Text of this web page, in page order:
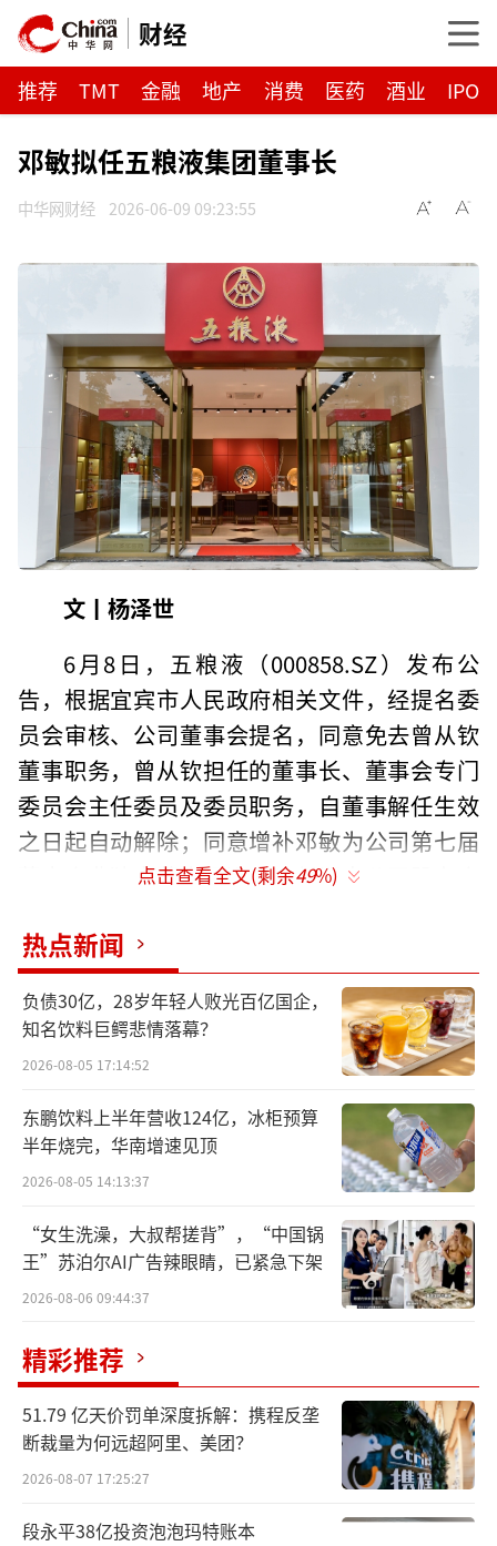
财经
推荐 TMT 金融 地产 消费 医药 酒业 IPO
邓敏拟任五粮液集团董事长
中华网财经 2026-06-09 09:23:55
文丨杨泽世
6月8日，五粮液（000858.SZ）发布公
告，根据宜宾市人民政府相关文件，经提名委
员会审核、公司董事会提名，同意免去曾从钦
董事职务，曾从钦担任的董事长、董事会专门
委员会主任委员及委员职务，自董事解任生效
之日起自动解除；同意增补邓敏为公司第七届
董事会非独立董事候选人，任期自公司股东会
之日止。
五粮液方面表示，本议案尚需提交股东会
审议。若邓敏经公司股东会审议通过当选为公
司第七届董事会非独立董事，董事会后续将召
开会议审议选举其担任公司董事长的议案。
资料显示，邓敏，1991年7月参加工作，四
川合江人，研究生学历，高级工程师，高级职
业经理。历任宜宾丝丽雅集团有限公司党委书
记、董事长，宜宾丝丽雅股份有限公司董事
长，宜宾天原集团股份有限公司党委书记、董
事长，宜宾发展控股集团有限公司党委副书
记、董事、总经理；现任四川省宜宾五粮液集
团有限公司党委书记、董事，宜宾五粮液股份
有限公司党委书记；拟任四川省宜宾五粮液集
团有限公司董事长，宜宾五粮液股份有限公司
董事。（责任编辑：zx0280）
点击查看全文(剩余49%)
热点新闻
负债30亿，28岁年轻人败光百亿国企，
知名饮料巨鳄悲情落幕？
2026-08-05 17:14:52
东鹏饮料上半年营收124亿，冰柜预算
半年烧完，华南增速见顶
2026-08-05 14:13:37
“女生洗澡，大叔帮搓背”，“中国锅
王”苏泊尔AI广告辣眼睛，已紧急下架
2026-08-06 09:44:37
精彩推荐
51.79 亿天价罚单深度拆解：携程反垄
断裁量为何远超阿里、美团？
2026-08-07 17:25:27
段永平38亿投资泡泡玛特账本